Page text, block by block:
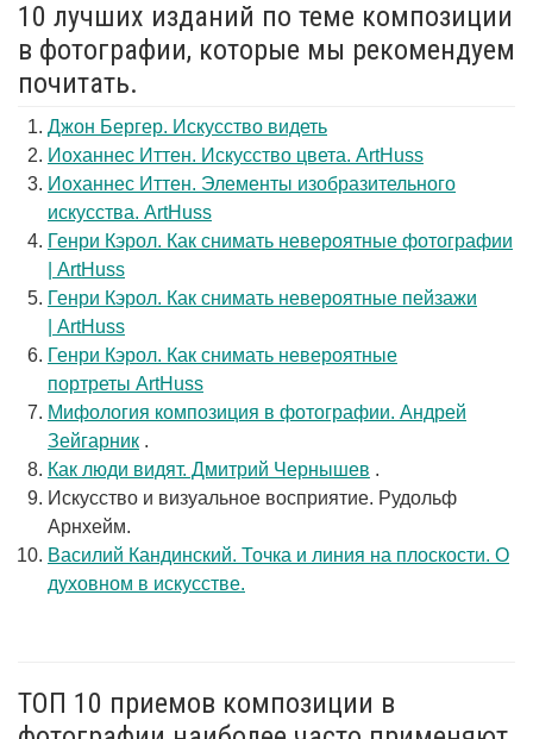
10 лучших изданий по теме композиции
в фотографии, которые мы рекомендуем
почитать.
Джон Бергер. Искусство видеть
Иоханнес Иттен. Искусство цвета. ArtHuss
Иоханнес Иттен. Элементы изобразительного
искусства. ArtHuss
Генри Кэрол. Как снимать невероятные фотографии
| ArtHuss
Генри Кэрол. Как снимать невероятные пейзажи
| ArtHuss
Генри Кэрол. Как снимать невероятные
портреты ArtHuss
Мифология композиция в фотографии. Андрей
Зейгарник .
Как люди видят. Дмитрий Чернышев .
Искусство и визуальное восприятие. Рудольф
Арнхейм.
Василий Кандинский. Точка и линия на плоскости. О
духовном в искусстве.
ТОП 10 приемов композиции в